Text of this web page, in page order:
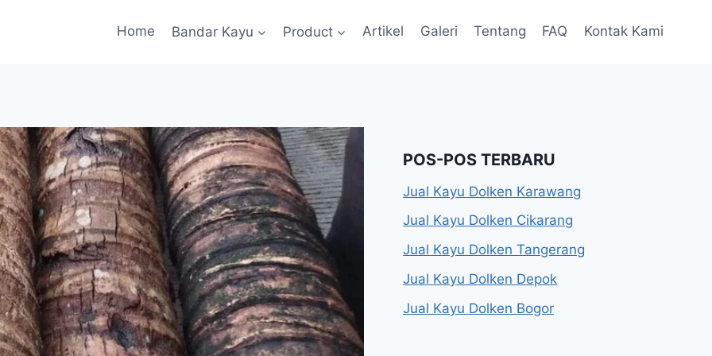
Home Bandar Kayu Product Artikel Galeri Tentang FAQ Kontak Kami
POS-POS TERBARU
Jual Kayu Dolken Karawang
Jual Kayu Dolken Cikarang
Jual Kayu Dolken Tangerang
Jual Kayu Dolken Depok
Jual Kayu Dolken Bogor